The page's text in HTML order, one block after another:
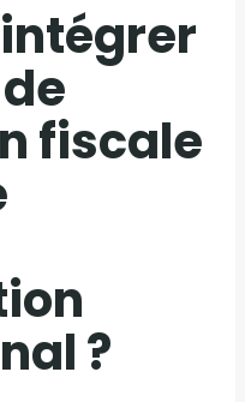
fiscale
?